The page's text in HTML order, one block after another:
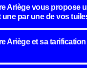
Ariège vous propose
par une de vos
Ariège et sa